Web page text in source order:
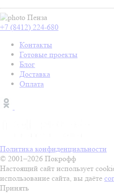
Пенза
+7 (8412) 224-680
Контакты
Готовые проекты
Блог
Доставка
Оплата
Политика конфиденциальности
© 2001–2026 Покрофф
Настоящий сайт использует
использование сайта, вы даёте
Принять